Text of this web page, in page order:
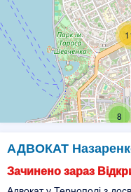
8
АДВОКАТ
Зачинено зараз